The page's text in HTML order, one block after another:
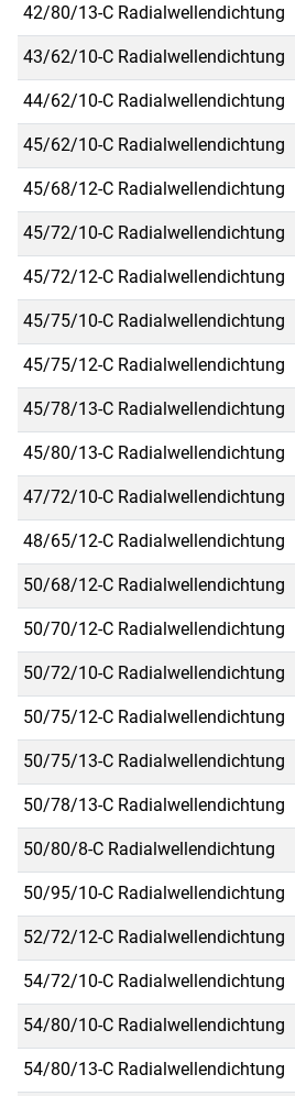
42/80/13-C Radialwellendichtung
43/62/10-C Radialwellendichtung
44/62/10-C Radialwellendichtung
45/62/10-C Radialwellendichtung
45/68/12-C Radialwellendichtung
45/72/10-C Radialwellendichtung
45/72/12-C Radialwellendichtung
45/75/10-C Radialwellendichtung
45/75/12-C Radialwellendichtung
45/78/13-C Radialwellendichtung
45/80/13-C Radialwellendichtung
47/72/10-C Radialwellendichtung
48/65/12-C Radialwellendichtung
50/68/12-C Radialwellendichtung
50/70/12-C Radialwellendichtung
50/72/10-C Radialwellendichtung
50/75/12-C Radialwellendichtung
50/75/13-C Radialwellendichtung
50/78/13-C Radialwellendichtung
50/80/8-C Radialwellendichtung
50/95/10-C Radialwellendichtung
52/72/12-C Radialwellendichtung
54/72/10-C Radialwellendichtung
54/80/10-C Radialwellendichtung
54/80/13-C Radialwellendichtung